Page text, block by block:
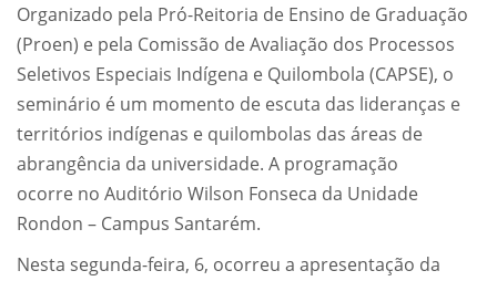
Organizado pela Pró-Reitoria de Ensino de Graduação
(Proen) e pela Comissão de Avaliação dos Processos
Seletivos Especiais Indígena e Quilombola (CAPSE), o
seminário é um momento de escuta das lideranças e
territórios indígenas e quilombolas das áreas de
abrangência da universidade. A programação
ocorre no Auditório Wilson Fonseca da Unidade
Rondon – Campus Santarém.
Nesta segunda-feira, 6, ocorreu a apresentação da